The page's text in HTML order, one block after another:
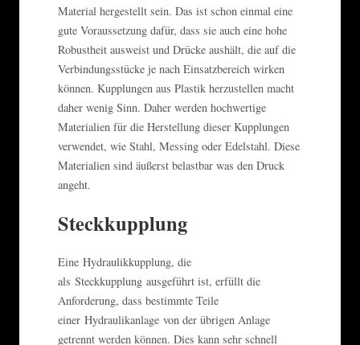
Material hergestellt sein. Das ist schon einmal eine
gute Voraussetzung dafür, dass sie auch eine hohe
Robustheit ausweist und Drücke aushält, die auf die
Verbindungsstücke je nach Einsatzbereich wirken
können. Kupplungen aus Plastik herzustellen macht
daher wenig Sinn. Daher werden hochwertige
Materialien für die Herstellung dieser Kupplungen
verwendet, wie Stahl, Messing oder Edelstahl. Diese
Materialien sind äußerst belastbar was den Druck
angeht.
Steckkupplung
Eine Hydraulikkupplung, die
als Steckkupplung ausgeführt ist, erfüllt die
Anforderung, dass bestimmte Teile
einer Hydraulikanlage von der übrigen Anlage
getrennt werden können. Dies kann sehr schnell